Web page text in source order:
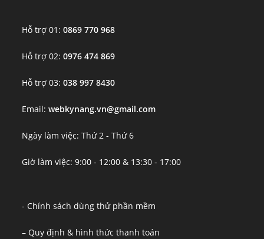
Hỗ trợ 01:0869 770 968
Hỗ trợ 02:0976 474 869
Hỗ trợ 03:038 997 8430
Email:webkynang.vn@gmail.com
Ngày làm việc: Thứ 2 - Thứ 6
Giờ làm việc: 9:00 - 12:00 & 13:30 - 17:00
- Chính sách dùng thử phần mềm
– Quy định & hình thức thanh toán